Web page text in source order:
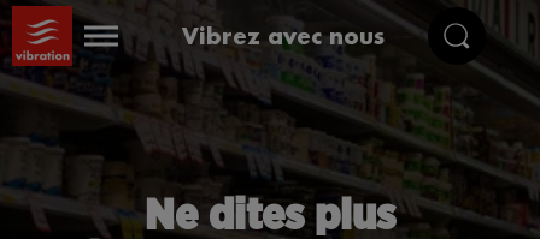
Vibrez avec nous
Ne dites plus